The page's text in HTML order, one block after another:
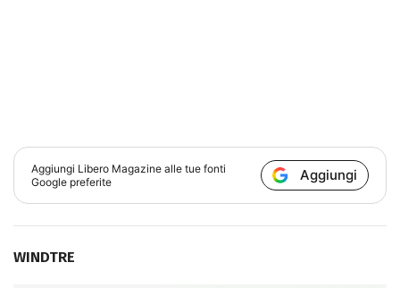
Aggiungi Libero Magazine alle tue fonti
Google preferite
Aggiungi
WINDTRE